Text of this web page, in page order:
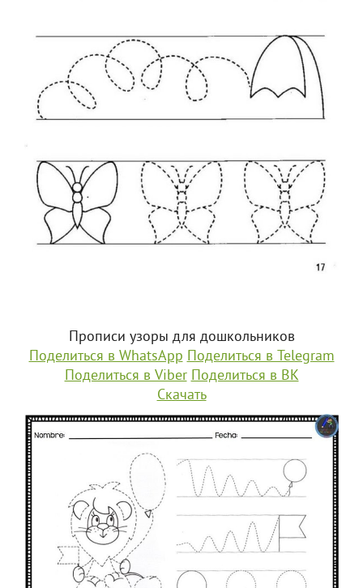
Прописи узоры для дошкольников
Поделиться в WhatsApp Поделиться в Telegram
Поделиться в Viber Поделиться в ВК
Скачать